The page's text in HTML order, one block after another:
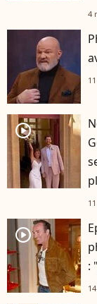
4
player2
player2
: